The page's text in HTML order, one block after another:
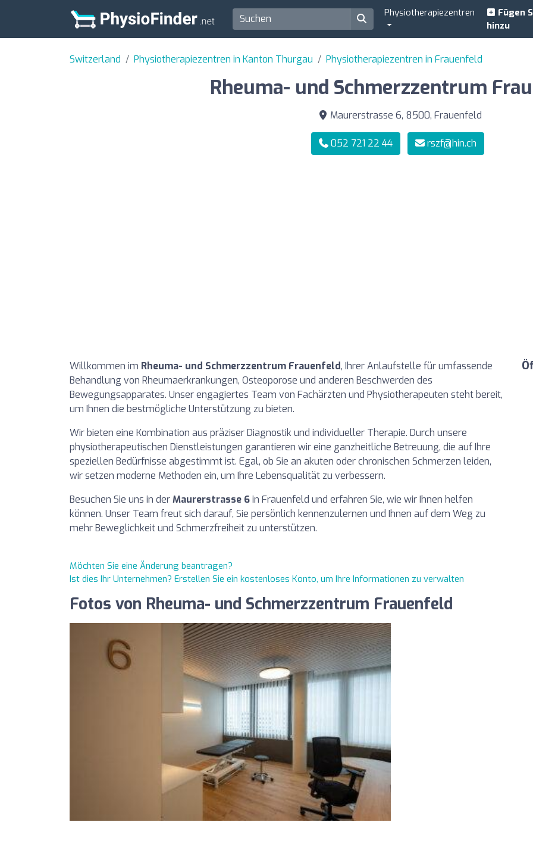
Physiotherapiezentren
Fügen
hinzu
Switzerland Physiotherapiezentren in Kanton Thurgau Physiotherapiezentren in Frauenfeld
Rheuma- und Schmerzzentrum
Maurerstrasse 6, 8500, Frauenfeld
052 721 22 44 rszf@hin.ch
Willkommen im Rheuma- und Schmerzzentrum Frauenfeld, Ihrer Anlaufstelle für umfassende
Behandlung von Rheumaerkrankungen, Osteoporose und anderen Beschwerden des
Bewegungsapparates. Unser engagiertes Team von Fachärzten und Physiotherapeuten steht bereit,
um Ihnen die bestmögliche Unterstützung zu bieten.
Wir bieten eine Kombination aus präziser Diagnostik und individueller Therapie. Durch unsere
physiotherapeutischen Dienstleistungen garantieren wir eine ganzheitliche Betreuung, die auf Ihre
speziellen Bedürfnisse abgestimmt ist. Egal, ob Sie an akuten oder chronischen Schmerzen leiden,
wir setzen moderne Methoden ein, um Ihre Lebensqualität zu verbessern.
Besuchen Sie uns in derMaurerstrasse 6in Frauenfeld und erfahren Sie, wie wir Ihnen helfen
können. Unser Team freut sich darauf, Sie persönlich kennenzulernen und Ihnen auf dem Weg zu
mehr Beweglichkeit und Schmerzfreiheit zu unterstützen.
Möchten Sie eine Änderung beantragen?
Ist dies Ihr Unternehmen? Erstellen Sie ein kostenloses Konto, um Ihre Informationen zu verwalten
Fotos von Rheuma- und Schmerzzentrum Frauenfeld